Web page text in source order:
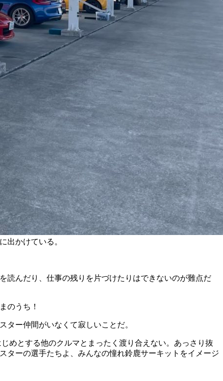
出かけている。
読んだり、仕事の残りを片づけたりはできないのが難点だ
まのうち！
ー仲間がいなくて寂しいことだ。
めとする他のクルマとまったく渡り合えない。あっさり抜
ターの選手たちよ、みんなの憧れ鈴鹿サーキットをイメージ